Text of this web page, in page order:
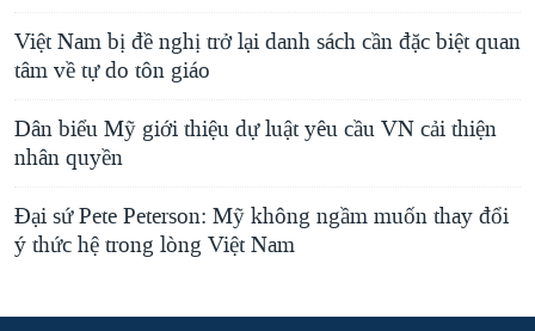
Việt Nam bị đề nghị trở lại danh sách cần đặc biệt quan
tâm về tự do tôn giáo
Dân biểu Mỹ giới thiệu dự luật yêu cầu VN cải thiện
nhân quyền
Đại sứ Pete Peterson: Mỹ không ngầm muốn thay đổi
ý thức hệ trong lòng Việt Nam